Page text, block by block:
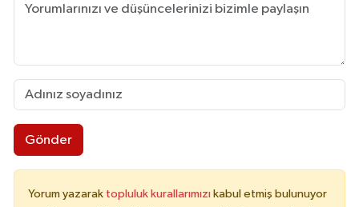
Gönder
Yorum yazarak topluluk kurallarımızı kabul etmiş bulunuyor